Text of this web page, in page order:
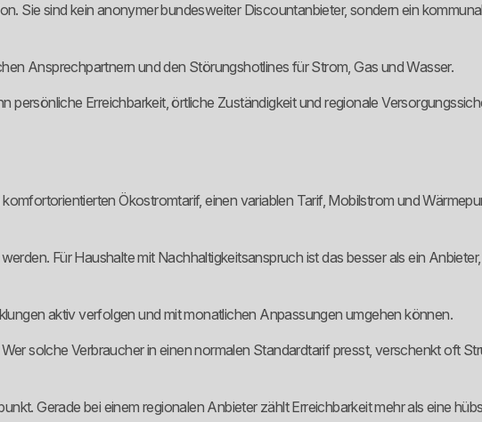
Sie sind kein anonymer bundesweiter Discountanbieter, sondern ein
Ansprechpartnern und den Störungshotlines für Strom, Gas und Wasser.
persönliche Erreichbarkeit, örtliche Zuständigkeit und regionale
Ökostromtarif, einen variablen Tarif, Mobilstrom und
Für Haushalte mit Nachhaltigkeitsanspruch ist das besser als ein
aktiv verfolgen und mit monatlichen Anpassungen umgehen können.
solche Verbraucher in einen normalen Standardtarif presst, verschenkt oft
Gerade bei einem regionalen Anbieter zählt Erreichbarkeit mehr als eine